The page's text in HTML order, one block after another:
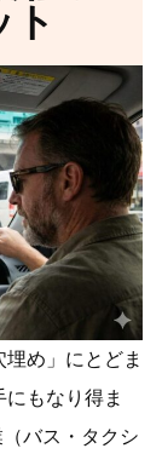
ト
め」にとどま
もなり得ま
バス・タクシ